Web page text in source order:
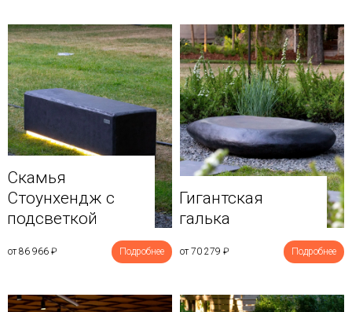
Скамья
Стоунхендж с
подсветкой
от 86 966 ₽ Подробнее
Гигантская
галька
от 70 279 ₽ Подробнее